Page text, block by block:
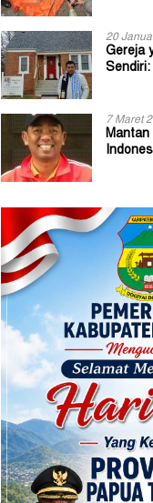
20
Gereja
Sendiri:
7 Maret